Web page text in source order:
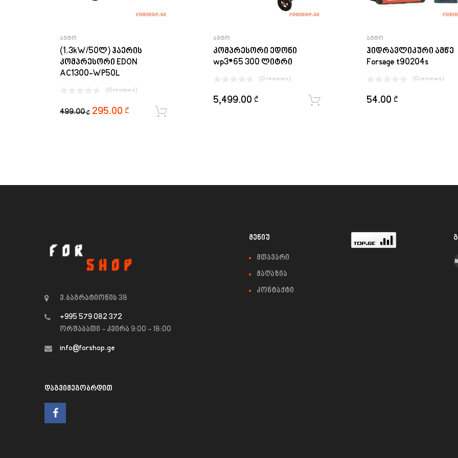
ᲐᲕᲢᲝ
(1.3kW/50ლ) ჰაერის
კომპრესორი EDON
AC1300-WP50L
(0 reviews)
499.00₾ 295.00 ₾
ᲐᲕᲢᲝ
კომპრესორი ედონი
wp3*65 300 ლიტრი
(0 reviews)
5,499.00 ₾
ᲐᲕᲢᲝ
ჰიდრავლიკური ამწე
Forsage t90204s
(0 reviews)
54.00 ₾
ვ.ბაგრატიონის 38
+995 579 082 372
ორშაბათი - კვირა 9:00 - 18:00
info@forshop.ge
ᲓᲐᲒᲕᲘᲛᲔᲒᲝᲑᲠᲓᲘᲗ
ᲛᲔᲜᲘᲣ
მთავარი
მაღაზია
კონტაქტი